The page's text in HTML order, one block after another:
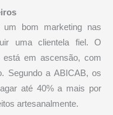
um bom marketing nas
uma clientela fiel. O
está em ascensão, com
Segundo a ABICAB, os
até 40% a mais por
artesanalmente.